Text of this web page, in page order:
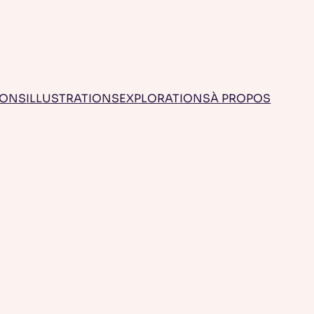
ILLUSTRATIONSEXPLORATIONSÀ PROPOS